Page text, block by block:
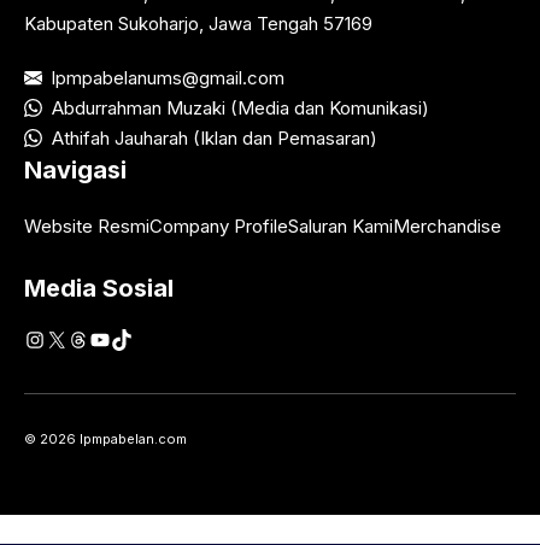
Kabupaten Sukoharjo, Jawa Tengah 57169
lpmpabelanums@gmail.com
Abdurrahman Muzaki (Media dan Komunikasi)
Athifah Jauharah (Iklan dan Pemasaran)
Navigasi
Website ResmiCompany ProfileSaluran KamiMerchandise
Media Sosial
Instagram
X Threads
YouTube
TikTok
© 2026 lpmpabelan.com